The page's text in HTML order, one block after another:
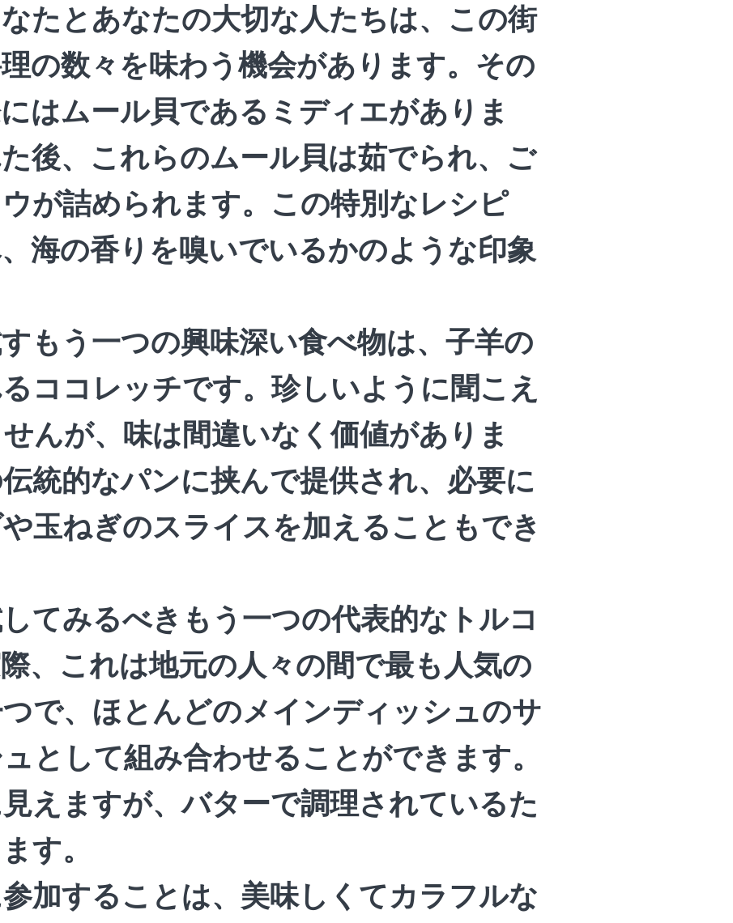
たとあなたの大切な人たちは、この街
の数々を味わう機会があります。その
はムール貝であるミディエがありま
後、これらのムール貝は茹でられ、ご
が詰められます。この特別なレシピ
海の香りを嗅いでいるかのような印象
もう一つの興味深い食べ物は、子羊の
ココレッチです。珍しいように聞こえ
んが、味は間違いなく価値がありま
統的なパンに挟んで提供され、必要に
玉ねぎのスライスを加えることもでき
てみるべきもう一つの代表的なトルコ
、これは地元の人々の間で最も人気の
で、ほとんどのメインディッシュのサ
として組み合わせることができます。
えますが、バターで調理されているた
す。
加することは、美味しくてカラフルな